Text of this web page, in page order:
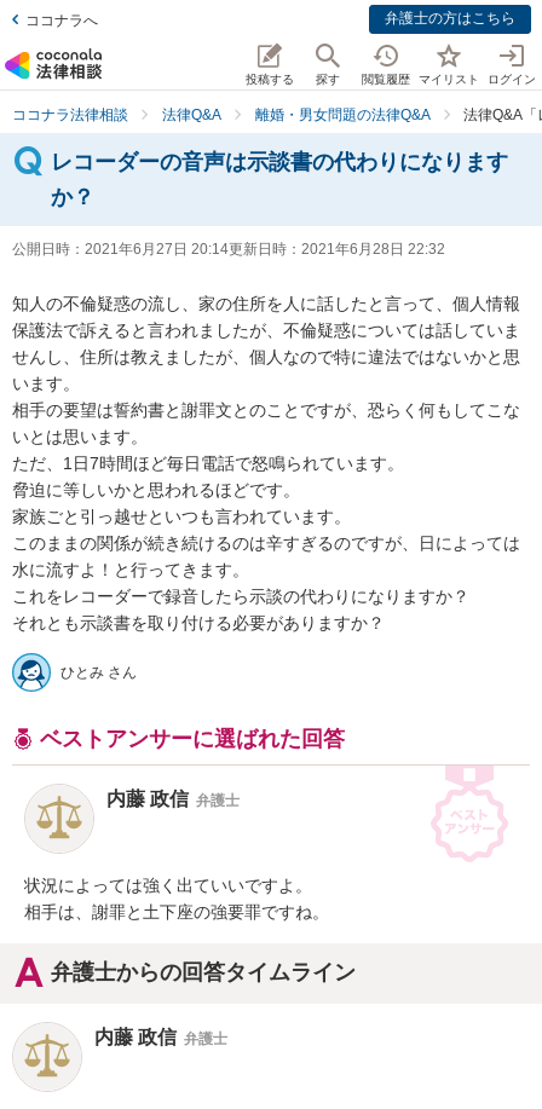
ココナラへ 弁護士の方はこちら
投稿する 探す 閲覧履歴 マイリスト ログイン
ココナラ法律相談 法律Q&A 離婚・男女問題の法律Q&A 法律Q&A
レコーダーの音声は示談書の代わりになります
か？
公開日時： 2021年6月27日 20:14更新日時： 2021年6月28日 22:32
知人の不倫疑惑の流し、家の住所を人に話したと言って、個人情報
保護法で訴えると言われましたが、不倫疑惑については話していま
せんし、住所は教えましたが、個人なので特に違法ではないかと思
います。
相手の要望は誓約書と謝罪文とのことですが、恐らく何もしてこな
いとは思います。
ただ、1日7時間ほど毎日電話で怒鳴られています。
脅迫に等しいかと思われるほどです。
家族ごと引っ越せといつも言われています。
このままの関係が続き続けるのは辛すぎるのですが、日によっては
水に流すよ！と行ってきます。
これをレコーダーで録音したら示談の代わりになりますか？
それとも示談書を取り付ける必要がありますか？
ひとみ さん
ベストアンサーに選ばれた回答
内藤 政信 弁護士
状況によっては強く出ていいですよ。
相手は、謝罪と土下座の強要罪ですね。
弁護士からの回答タイムライン
内藤 政信 弁護士